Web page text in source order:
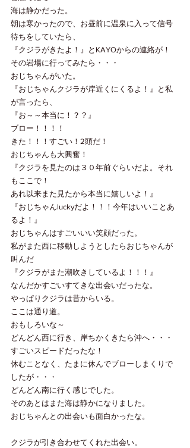
海は静かだった。
朝は寒かったので、お昼前に温泉に入って信号
待ちをしていたら、
『クジラがきたよ！』とKAYOからの連絡が！
その岩場に行ってみたら・・・
おじちゃんがいた。
『おじちゃんクジラが岸近くにくるよ！』と私
が言ったら、
『お～～本当に！？？』
ブロー！！！！
きた！！！すごい！2頭だ！
おじちゃんも大興奮！
『クジラを見たのは３０年前ぐらいだよ。それ
もここで！
あれ以来また見たから本当に嬉しいよ！』
『おじちゃんluckyだよ！！！今年はいいことあ
るよ！』
おじちゃんはすごいいい笑顔だった。
私がまた西に移動しようとしたらおじちゃんが
叫んだ
『クジラがまた潮吹きしているよ！！！』
なんだかすごいすてきな出会いだったな。
やっぱりクジラは昔からいる。
ここは通り道。
おもしろいな～
どんどん西に行き、岸ちかくきたら沖へ・・・
すごいスピードだったな！
休むことなく、たまに休んでブローしまくりで
したが・・・
どんどん南に行く感じでした。
そのあとはまた海は静かになりました。
おじちゃんとの出会いも面白かったな。
クジラが引き合わせてくれた出会い。